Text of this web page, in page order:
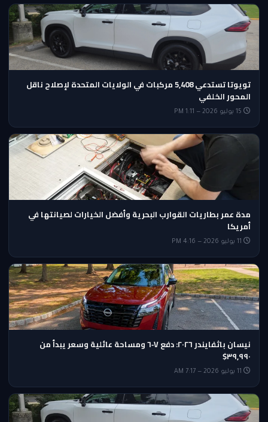
تويوتا تستدعي 5,408 مركبات في الولايات المتحدة لإصلاح ناقل
المحور الخلفي
مدة عمر بطاريات القوارب البحرية وأفضل الخيارات لصيانتها في
أمريكا
نيسان باثفايندر ٢٠٢٦: دفع V‑٦ ومساحة عائلية وسعر يبدأ من
٣٩,٩٩٠$